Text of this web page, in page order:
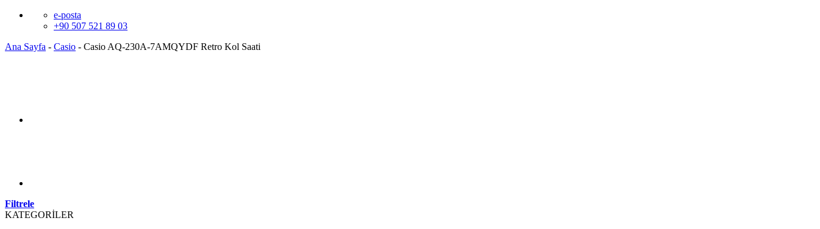
e-posta
+90 507 521 89 03
Ana Sayfa - Casio - Casio AQ-230A-7AMQYDF Retro Kol Saati
Filtrele
KATEGORİLER